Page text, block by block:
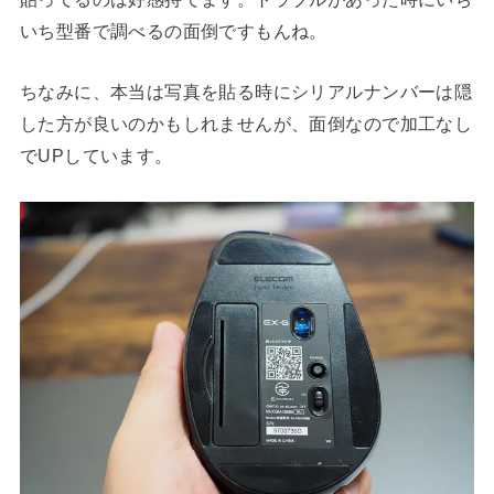
いち型番で調べるの面倒ですもんね。
ちなみに、本当は写真を貼る時にシリアルナンバーは隠
した方が良いのかもしれませんが、面倒なので加工なし
でUPしています。